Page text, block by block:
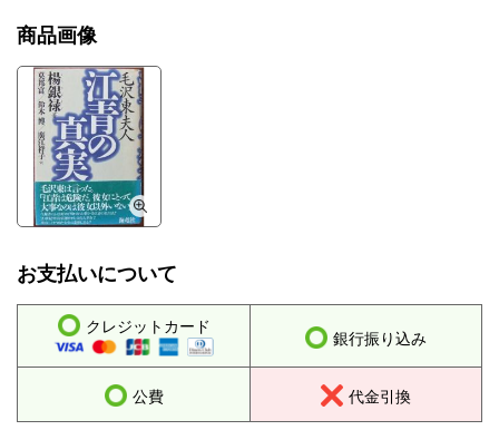
商品画像
お支払いについて
クレジットカード
銀行振り込み
公費 代金引換